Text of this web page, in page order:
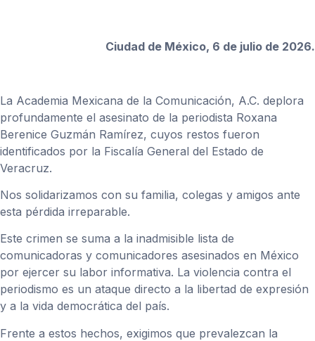
Ciudad de México, 6 de julio de 2026.
La Academia Mexicana de la Comunicación, A.C. deplora
profundamente el asesinato de la periodista Roxana
Berenice Guzmán Ramírez, cuyos restos fueron
identificados por la Fiscalía General del Estado de
Veracruz.
Nos solidarizamos con su familia, colegas y amigos ante
esta pérdida irreparable.
Este crimen se suma a la inadmisible lista de
comunicadoras y comunicadores asesinados en México
por ejercer su labor informativa. La violencia contra el
periodismo es un ataque directo a la libertad de expresión
y a la vida democrática del país.
Frente a estos hechos, exigimos que prevalezcan la